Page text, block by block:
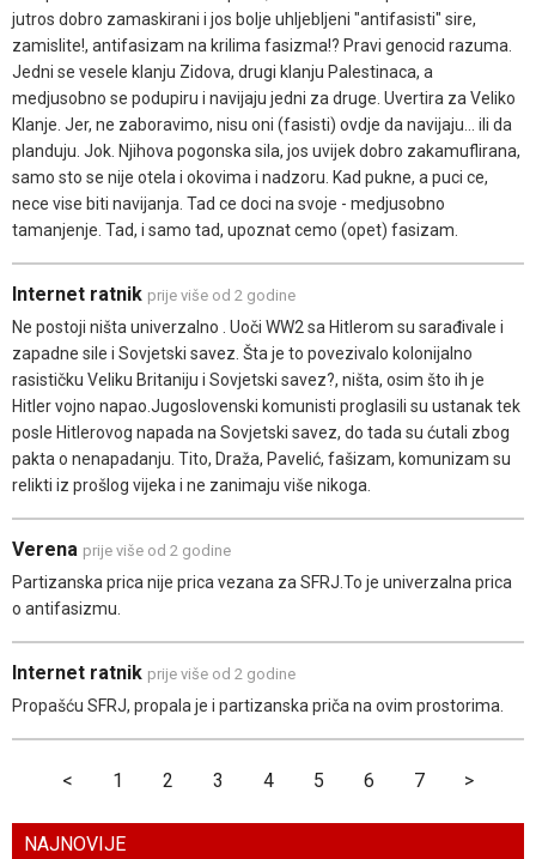
jutros dobro zamaskirani i jos bolje uhljebljeni "antifasisti" sire,
zamislite!, antifasizam na krilima fasizma!? Pravi genocid razuma.
Jedni se vesele klanju Zidova, drugi klanju Palestinaca, a
medjusobno se podupiru i navijaju jedni za druge. Uvertira za Veliko
Klanje. Jer, ne zaboravimo, nisu oni (fasisti) ovdje da navijaju... ili da
planduju. Jok. Njihova pogonska sila, jos uvijek dobro zakamuflirana,
samo sto se nije otela i okovima i nadzoru. Kad pukne, a puci ce,
nece vise biti navijanja. Tad ce doci na svoje - medjusobno
tamanjenje. Tad, i samo tad, upoznat cemo (opet) fasizam.
Internet ratnik prije više od 2 godine
Ne postoji ništa univerzalno . Uoči WW2 sa Hitlerom su sarađivale i
zapadne sile i Sovjetski savez. Šta je to povezivalo kolonijalno
rasističku Veliku Britaniju i Sovjetski savez?, ništa, osim što ih je
Hitler vojno napao.Jugoslovenski komunisti proglasili su ustanak tek
posle Hitlerovog napada na Sovjetski savez, do tada su ćutali zbog
pakta o nenapadanju. Tito, Draža, Pavelić, fašizam, komunizam su
relikti iz prošlog vijeka i ne zanimaju više nikoga.
Verena prije više od 2 godine
Partizanska prica nije prica vezana za SFRJ.To je univerzalna prica
o antifasizmu.
Internet ratnik prije više od 2 godine
Propašću SFRJ, propala je i partizanska priča na ovim prostorima.
< 1 2 3 4 5 6 7 >
NAJNOVIJE